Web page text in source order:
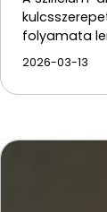
folyamata
2026-03-13